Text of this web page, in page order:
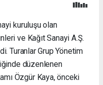
kuruluşu olan
ve Kağıt Sanayi A.Ş.
Turanlar Grup Yönetim
düzenlenen
Özgür Kaya, önceki